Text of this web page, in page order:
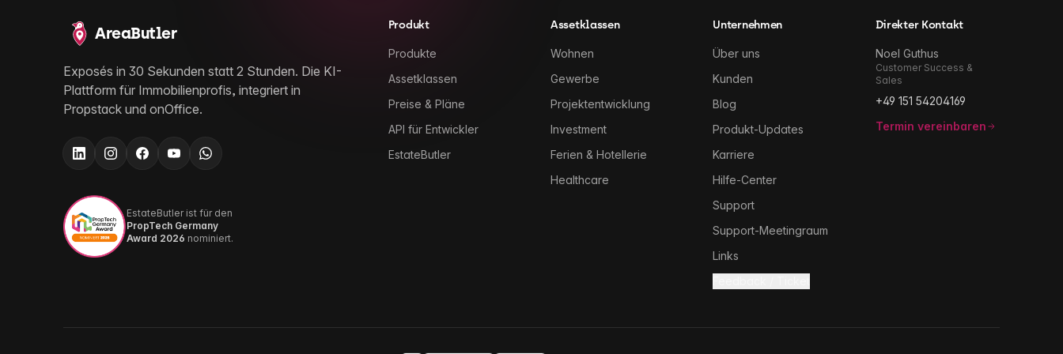
AreaButler
Exposés in 30 Sekunden statt 2 Stunden. Die KI-
Plattform für Immobilienprofis, integriert in
Propstack und onOffice.
EstateButler ist für den
PropTech Germany
Award 2026 nominiert.
Produkt
Produkte
Assetklassen
Preise & Pläne
API für Entwickler
EstateButler
Assetklassen
Wohnen
Gewerbe
Projektentwicklung
Investment
Ferien & Hotellerie
Healthcare
Unternehmen
Über uns
Kunden
Blog
Produkt-Updates
Karriere
Hilfe-Center
Support
Support-Meetingraum
Links
Direkter Kontakt
Noel Guthus
Customer Success &
Sales
+49 151 54204169
Termin vereinbaren